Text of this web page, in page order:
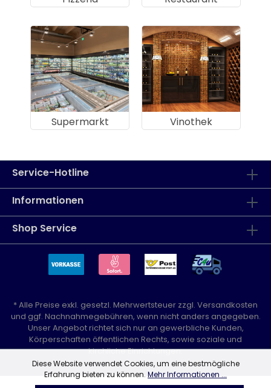
Supermarkt Vinothek
Service-Hotline
Informationen
Shop Service
* Alle Preise exkl. gesetzl. Mehrwertsteuer zzgl. Versandkosten
und ggf. Nachnahmegebühren, wenn nicht anders angegeben.
Unser Angebot richtet sich nur an gewerbliche Kunden,
Körperschaften öffentlichen Rechts, sowie soziale und
kirchliche Einrichtungen.
Diese Website verwendet Cookies, um eine bestmögliche
Erfahrung bieten zu können. Mehr Informationen ...